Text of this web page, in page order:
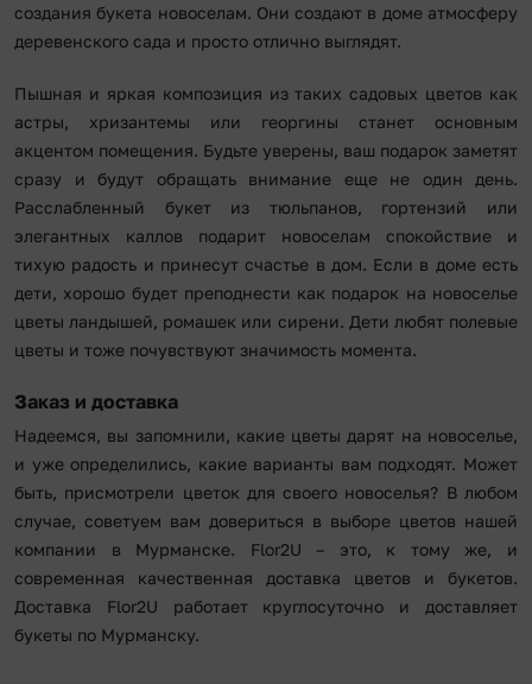
создания букета новоселам. Они создают в доме атмосферу
деревенского сада и просто отлично выглядят.
Пышная и яркая композиция из таких садовых цветов как
астры, хризантемы или георгины станет основным
акцентом помещения. Будьте уверены, ваш подарок заметят
сразу и будут обращать внимание еще не один день.
Расслабленный букет из тюльпанов, гортензий или
элегантных каллов подарит новоселам спокойствие и
тихую радость и принесут счастье в дом. Если в доме есть
дети, хорошо будет преподнести как подарок на новоселье
цветы ландышей, ромашек или сирени. Дети любят полевые
цветы и тоже почувствуют значимость момента.
Заказ и доставка
Надеемся, вы запомнили, какие цветы дарят на новоселье,
и уже определились, какие варианты вам подходят. Может
быть, присмотрели цветок для своего новоселья? В любом
случае, советуем вам довериться в выборе цветов нашей
компании в Мурманске. Flor2U – это, к тому же, и
современная качественная доставка цветов и букетов.
Доставка Flor2U работает круглосуточно и доставляет
букеты по Мурманску.